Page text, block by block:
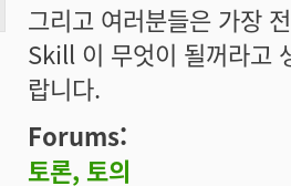
그리고 여러분들은 가장
Skill 이 무엇이 될꺼라고
랍니다.
Forums:
토론, 토의